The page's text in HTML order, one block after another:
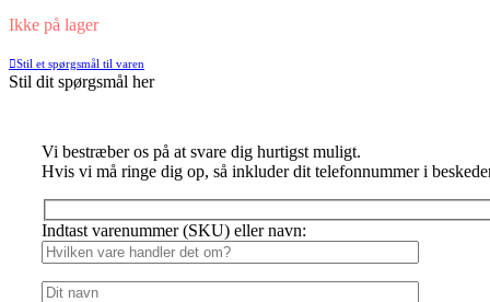
Ikke på lager
Stil et spørgsmål til varen
Stil dit spørgsmål her
Vi bestræber os på at svare dig hurtigst muligt.
Hvis vi må ringe dig op, så inkluder dit telefonnummer i
Indtast varenummer (SKU) eller navn: